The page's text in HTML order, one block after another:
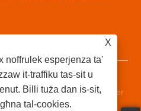
Electronics Co., Ltd. -
tal-pitrolju, fornituri tal-heater
- id-drittijiet kollha riżervati.
X
noffrulek esperjenza ta'
it-traffiku tas-sit u
Billi tuża dan is-sit,
tal-cookies.